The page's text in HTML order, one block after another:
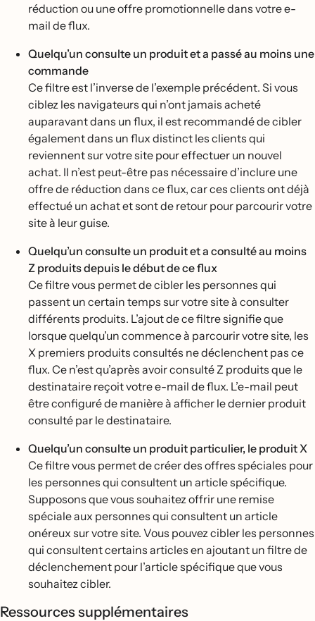
réduction ou une offre promotionnelle dans votre e-
mail de flux.
Quelqu’un consulte un produit et a passé au moins une
commande
Ce filtre est l’inverse de l’exemple précédent. Si vous
ciblez les navigateurs qui n’ont jamais acheté
auparavant dans un flux, il est recommandé de cibler
également dans un flux distinct les clients qui
reviennent sur votre site pour effectuer un nouvel
achat. Il n’est peut-être pas nécessaire d’inclure une
offre de réduction dans ce flux, car ces clients ont déjà
effectué un achat et sont de retour pour parcourir votre
site à leur guise.
Quelqu’un consulte un produit et a consulté au moins
Z produits depuis le début de ce flux
Ce filtre vous permet de cibler les personnes qui
passent un certain temps sur votre site à consulter
différents produits. L’ajout de ce filtre signifie que
lorsque quelqu’un commence à parcourir votre site, les
X premiers produits consultés ne déclenchent pas ce
flux. Ce n’est qu’après avoir consulté Z produits que le
destinataire reçoit votre e-mail de flux. L’e-mail peut
être configuré de manière à afficher le dernier produit
consulté par le destinataire.
Quelqu’un consulte un produit particulier, le produit X
Ce filtre vous permet de créer des offres spéciales pour
les personnes qui consultent un article spécifique.
Supposons que vous souhaitez offrir une remise
spéciale aux personnes qui consultent un article
onéreux sur votre site. Vous pouvez cibler les personnes
qui consultent certains articles en ajoutant un filtre de
déclenchement pour l’article spécifique que vous
souhaitez cibler.
Ressources supplémentaires